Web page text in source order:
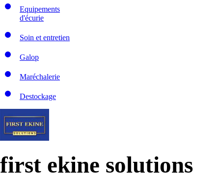
Equipements
d'écurie
Soin et entretien
Galop
Maréchalerie
Destockage
first ekine solutions